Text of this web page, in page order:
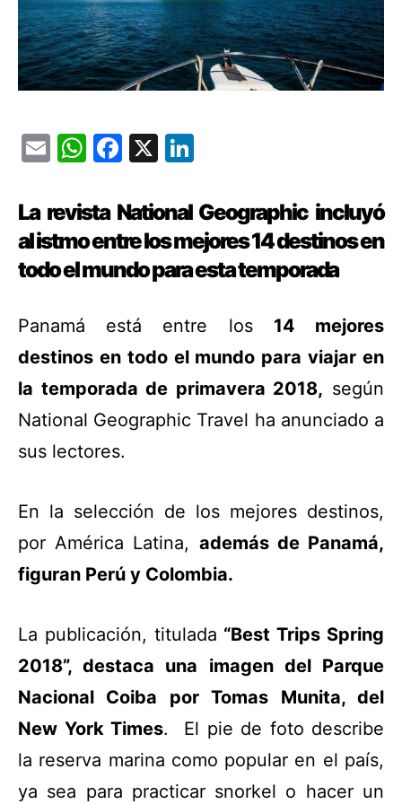
EmailWhatsApp
Facebook
X
La revista National Geographic incluyó
al istmo entre los mejores 14 destinos en
todo el mundo para esta temporada
Panamá está entre los 14 mejores
destinos en todo el mundo para viajar en
la temporada de primavera 2018, según
National Geographic Travel ha anunciado a
sus lectores.
En la selección de los mejores destinos,
por América Latina, además de Panamá,
figuran Perú y Colombia.
La publicación, titulada “Best Trips Spring
2018”, destaca una imagen del Parque
Nacional Coiba por Tomas Munita, del
New York Times. El pie de foto describe
la reserva marina como popular en el país,
ya sea para practicar snorkel o hacer un